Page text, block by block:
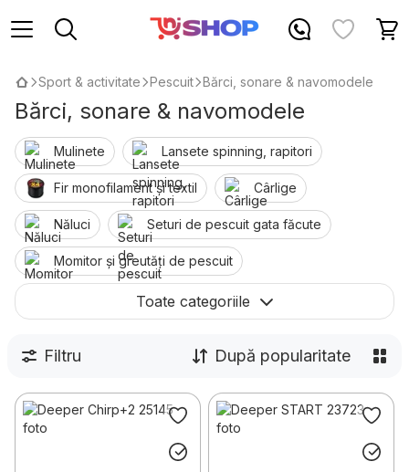
Sport & activitate Pescuit Bărci, sonare & navomodele
Bărci, sonare & navomodele
Mulinete Lansete spinning, rapitori
Fir monofilament și textil Cârlige
Năluci Seturi de pescuit gata făcute
Momitor și greutăți de pescuit
Bărci, sonare & navomodele
Pescuitul de iarnă
Îmbrăcăminte și încălțăminte
Agrafe, vârteje, conectori
Toate categoriile
Filtru După popularitate